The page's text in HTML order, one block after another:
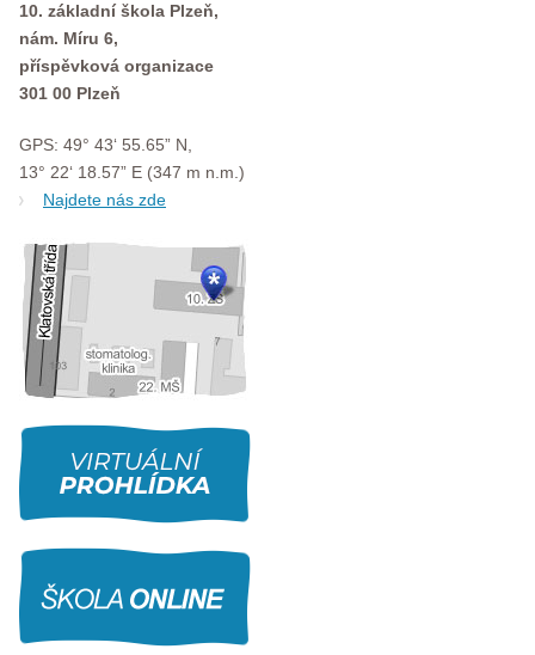
10. základní škola Plzeň,
nám. Míru 6,
příspěvková organizace
301 00 Plzeň
GPS: 49° 43‘ 55.65” N,
13° 22‘ 18.57” E (347 m n.m.)
Najdete nás zde